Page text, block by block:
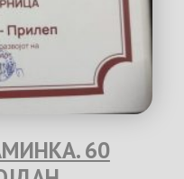
60